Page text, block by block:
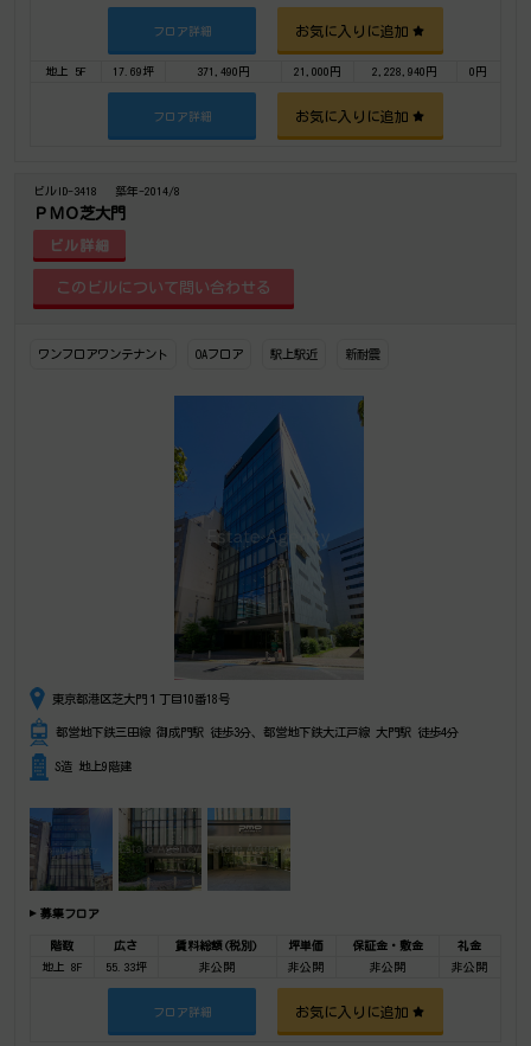
フロア詳細 お気に入りに追加
地上 5F 17.69坪 371,490円 21,000円 2,228,940円 0円
フロア詳細 お気に入りに追加
ビルID-3418 築年-2014/8
ＰＭＯ芝大門
ビル詳細
ワンフロアワンテナント OAフロア 駅上駅近 新耐震
東京都港区芝大門１丁目10番18号
都営地下鉄三田線 御成門駅 徒歩3分、都営地下鉄大江戸線 大門駅 徒歩4分
S造 地上9階建
募集フロア
階数 広さ 賃料総額(税別) 坪単価 保証金・敷金
礼金
地上 8F
55.33坪 非公開 非公開 非公開 非公開
フロア詳細 お気に入りに追加